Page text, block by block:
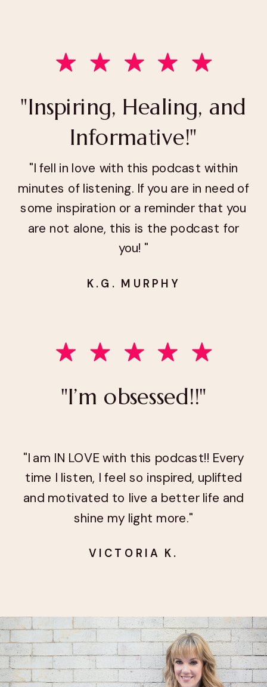
VICTORIA K.
"I am IN LOVE with this podcast!! Every
time I listen, I feel so inspired, uplifted
and motivated to live a better life and
shine my light more."
"I’m obsessed!!"
K.G. MURPHY
"I fell in love with this podcast within
minutes of listening. If you are in need of
some inspiration or a reminder that you
are not alone, this is the podcast for
you! "
"Inspiring, Healing, and
Informative!"